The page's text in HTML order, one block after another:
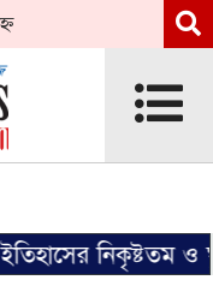
নিকৃষ্টতম ও